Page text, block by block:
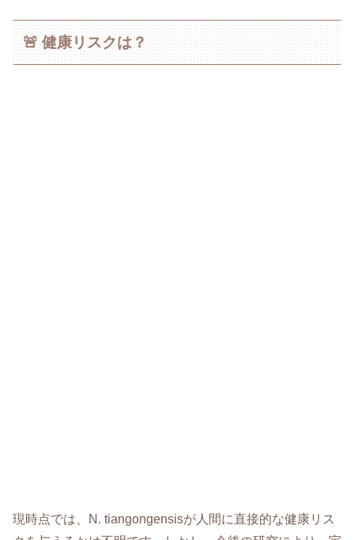
🚨 健康リスクは？
現時点では、N. tiangongensisが人間に直接的な健康リス